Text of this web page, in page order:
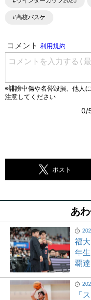
#高校バスケ
ポスト
あ
福
年
覇
「